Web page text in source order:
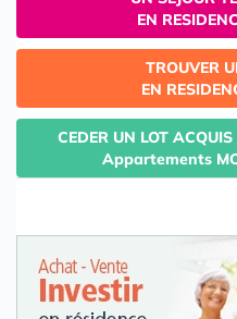
EN
TROUVER
EN
CEDER UN LOT
Appartements